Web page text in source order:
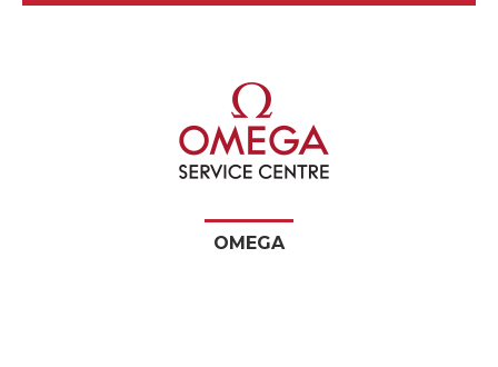
OMEGA